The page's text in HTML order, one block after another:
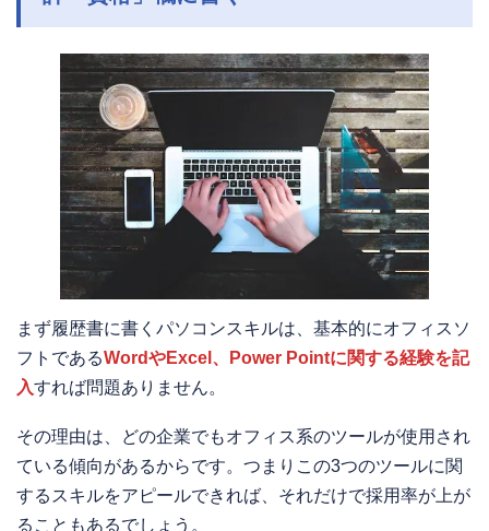
まず履歴書に書くパソコンスキルは、基本的にオフィスソ
フトであるWordやExcel、Power Pointに関する経験を記
入すれば問題ありません。
その理由は、どの企業でもオフィス系のツールが使用され
ている傾向があるからです。つまりこの3つのツールに関
するスキルをアピールできれば、それだけで採用率が上が
ることもあるでしょう。